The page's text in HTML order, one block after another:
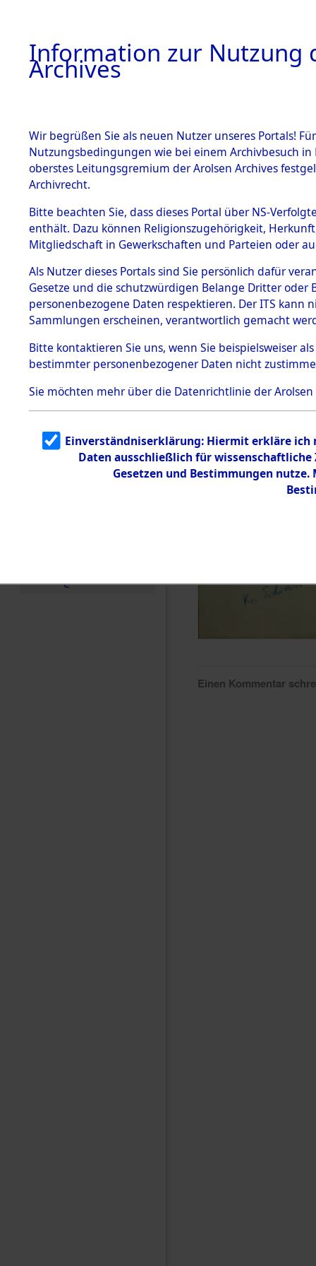
BESTÄNDE
1.
mente
5. Verschiedenes
5.3
Todesmärsche
5.3.1 Alliierte
Erhebungen
zu
Todesmärsch
en
5.3.2
g
5.3.3
Todesmärsch
e
Ebenried
→0076
Einen Kommentar
Information zur Nutzung
Archives
Wir begrüßen Sie als neuen Nutzer unseres Portals!
Nutzungsbedingungen wie bei einem Archivbesuch
oberstes Leitungsgremium der Arolsen Archives
Archivrecht.
Bitte beachten Sie, dass dieses Portal über NS-
enthält. Dazu können Religionszugehörigkeit,
Mitgliedschaft in Gewerkschaften und Parteien oder
Als Nutzer dieses Portals sind Sie persönlich dafür
Gesetze und die schutzwürdigen Belange Dritter
personenbezogene Daten respektieren. Der ITS
Sammlungen erscheinen, verantwortlich gemacht
Bitte kontaktieren Sie uns, wenn Sie beispielsweiser
bestimmter personenbezogener Daten nicht
Sie möchten mehr über die Datenrichtlinie der Arolsen
Einverständniserklärung: Hiermit erkläre ich
Daten ausschließlich für
Gesetzen und Bestimmungen